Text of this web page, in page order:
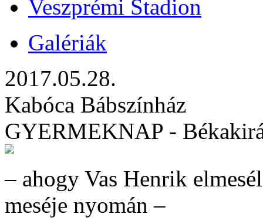
Veszprémi Stadion
Galériák
2017.05.28.
Kabóca Bábszínház
GYERMEKNAP -
– ahogy Vas Henrik
meséje nyomán –